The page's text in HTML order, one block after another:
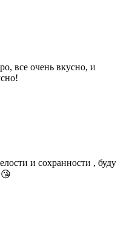
все очень вкусно, и
и сохранности , буду